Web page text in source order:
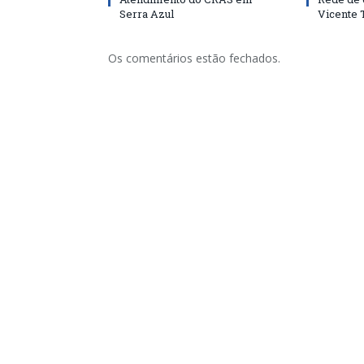
Serra Azul
Vicente
Os comentários estão fechados.